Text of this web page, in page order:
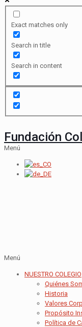
Exact matches only
Search in title
Search in content
Fundación
Menú
Menú
NUESTRO COLEGIO
Quiénes
Historia
Valores
Propósito
Política de